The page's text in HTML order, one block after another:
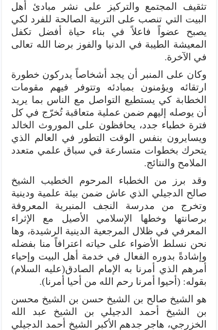
تثقيف المجتمع والتركيز على نشر مبادئ أهل
البيت التي تنصب على التربية الصالحة للفرد لكي
يصبح عضواً فاعلاً في بناء حياة أفضل تكفل
المعيشة الطيبة في الدنيا والفوز برضا الله تعالى
في الآخرة.
وكان على المنبر أن يجد أشخاصاً يدركون خطورة
ارتقائه ويؤمنون بمبادئه وتتوفر فيهم مقومات
الخطابة كي يستطيع التواصل مع الناس بما يريد
أن يوصله إليهم ضمن عملية متعاقبة تُخرّج في كل
فترة خطباء جدد، يحافظون على الموروث الخالد
ويسايرون بنفس الوقت التطور في العالم الذي
يتحرك بخطوات متسارعة في سباق علمي متعدد
الملامح والنتائج.
وقد برز من الخطباء المرحوم الخطيب الشيخ
صالح الدجيلي الذي عاش ضمن بيئة علمية ودينية
وتخرج من مدرسة النجف المنبرية المعروفة
برصانتها وخطها الإسلامي الأصيل مع الإثراء
المعرفي في ظلال المرجعية الدينية الرشيدة، وها
نحن نسلط الأضواء على حياته اعترافاً منا بفضله
وإشادةً بدوره الفعال في خدمة أهل البيت وإحياء
أمرهم الذي أمرنا به الإمام الصادق(عليه السلام)
بقوله: (أحيوا أمرنا رحم الله من أحيا أمرنا).
هو الشيخ صالح بن الشيخ حسن بن الشيخ محسن
بن الشيخ أحمد الدجيلي بن الشيخ عبد الله
الخزرجي، هاجر جدهم الأكبر الشيخ أحمد الدجيلي